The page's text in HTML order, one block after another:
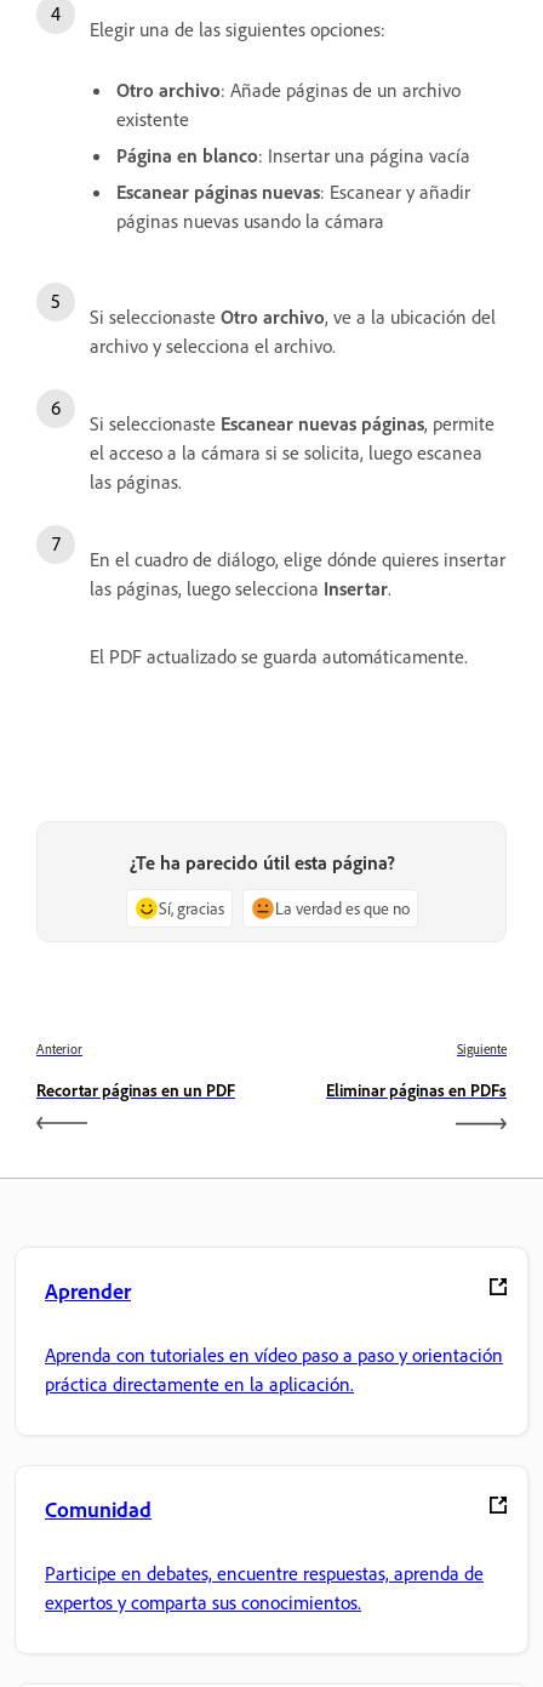
Elegir una de las siguientes opciones:
Otro archivo: Añade páginas de un archivo
existente
Página en blanco: Insertar una página vacía
Escanear páginas nuevas: Escanear y añadir
páginas nuevas usando la cámara
Si seleccionaste Otro archivo, ve a la ubicación del
archivo y selecciona el archivo.
Si seleccionaste Escanear nuevas páginas, permite
el acceso a la cámara si se solicita, luego escanea
las páginas.
En el cuadro de diálogo, elige dónde quieres insertar
las páginas, luego selecciona Insertar.
El PDF actualizado se guarda automáticamente.
¿Te ha parecido útil esta página?
Sí, gracias La verdad es que no
Anterior
Recortar páginas en un PDF
Siguiente
Eliminar páginas en PDFs
Aprender
Aprenda con tutoriales en vídeo paso a paso y orientación
práctica directamente en la aplicación.
Comunidad
Participe en debates, encuentre respuestas, aprenda de
expertos y comparta sus conocimientos.